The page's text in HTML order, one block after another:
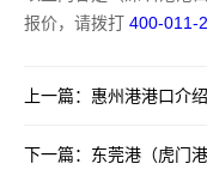
报价，请拨打 400-011-
上一篇： 惠州港港口介绍
下一篇： 东莞港（虎门